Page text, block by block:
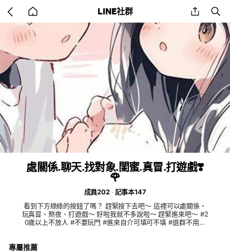
back
to
LINE社群 share
處關係.聊天.找對象.閨蜜.真冒.打遊戲❣️
🌹
成員202
記事本147
看到下方綠綠的按鈕了嗎？ 趕緊按下去吧～ 這裡可以處關係、
玩真冒、熬夜、打遊戲～ 好啦我就不多說啦～ 趕緊進來吧～ #2
0歲以上不放人 #不要玩門 #進來自介可填可不填 #退群不用退
專屬推薦